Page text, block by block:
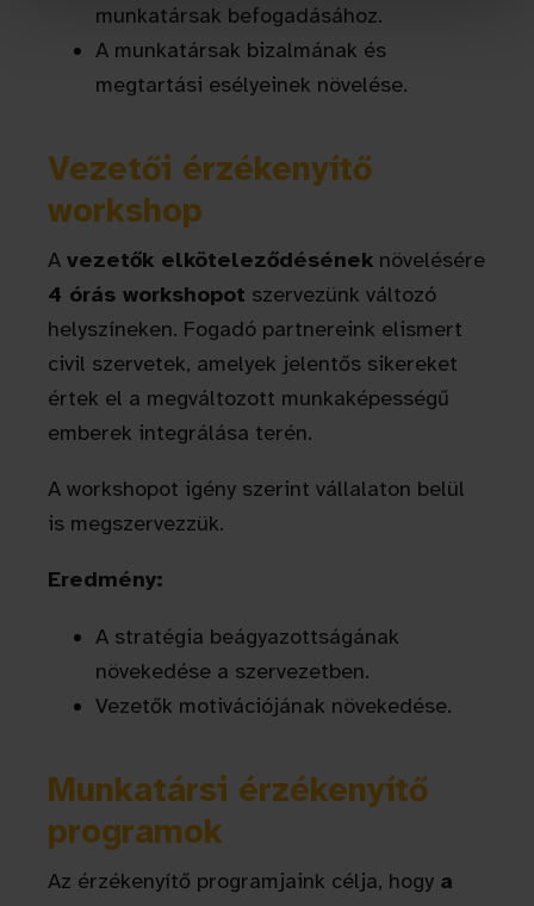
munkatársak befogadásához.
A munkatársak bizalmának és
megtartási esélyeinek növelése.
Vezetői érzékenyítő
workshop
A vezetők elköteleződésének növelésére
4 órás workshopot szervezünk változó
helyszíneken. Fogadó partnereink elismert
civil szervetek, amelyek jelentős sikereket
értek el a megváltozott munkaképességű
emberek integrálása terén.
A workshopot igény szerint vállalaton belül
is megszervezzük.
Eredmény:
A stratégia beágyazottságának
növekedése a szervezetben.
Vezetők motivációjának növekedése.
Munkatársi érzékenyítő
programok
Az érzékenyítő programjaink célja, hogy a